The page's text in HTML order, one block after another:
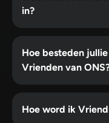
in?
Hoe besteden
Vrienden van
Hoe word ik